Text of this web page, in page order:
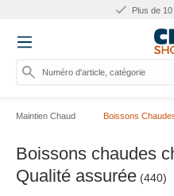
Plus de
Numéro d'article, catégorie ou
Maintien Chaud Boissons
Boissons chaudes
Qualité assurée (440)